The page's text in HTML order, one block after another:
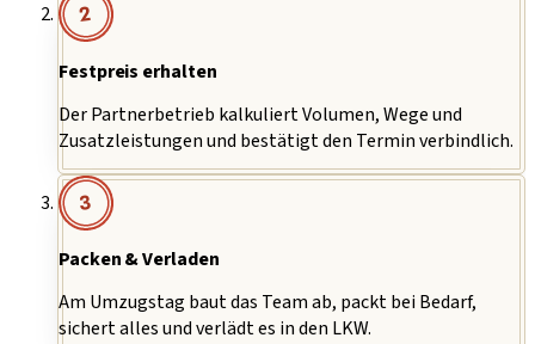
2
Festpreis erhalten
Der Partnerbetrieb kalkuliert Volumen, Wege und
Zusatzleistungen und bestätigt den Termin verbindlich.
3
Packen & Verladen
Am Umzugstag baut das Team ab, packt bei Bedarf,
sichert alles und verlädt es in den LKW.